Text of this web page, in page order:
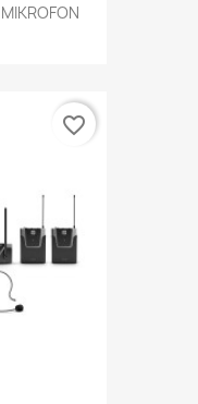
favorite_border